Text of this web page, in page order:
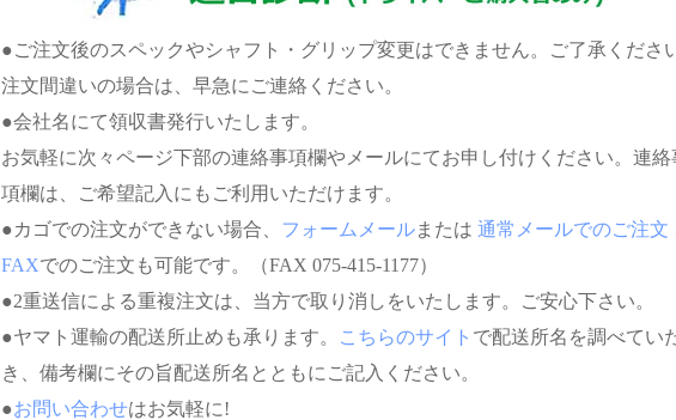
●ご注文後のスペックやシャフト・グリップ変更はできません。ご了承くださ
注文間違いの場合は、早急にご連絡ください。
●会社名にて領収書発行いたします。
お気軽に次々ページ下部の連絡事項欄やメールにてお申し付けください。連絡
項欄は、ご希望記入にもご利用いただけます。
●カゴでの注文ができない場合、 フォームメールまたは 通常メールでのご注文
FAXでのご注文も可能です。（FAX 075-415-1177）
●2重送信による重複注文は、当方で取り消しをいたします。ご安心下さい。
●ヤマト運輸の配送所止めも承ります。
こちらのサイト で配送所名を調べてい
き、備考欄にその旨配送所名とともにご記入ください。
●お問い合わせはお気軽に!